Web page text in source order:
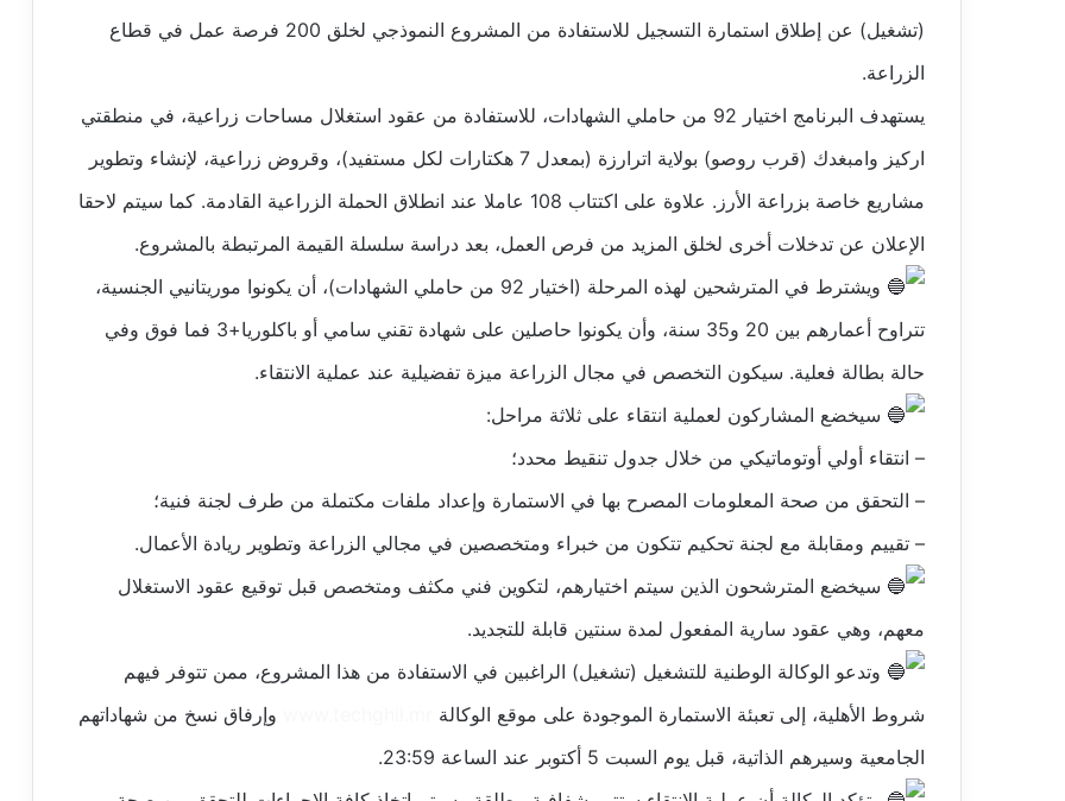
(تشغيل) عن إطلاق استمارة التسجيل للاستفادة من المشروع النموذجي لخلق 200 فرصة عمل في قطاع
الزراعة.
يستهدف البرنامج اختيار 92 من حاملي الشهادات، للاستفادة من عقود استغلال مساحات زراعية، في منطقتي
اركيز وامبغدك (قرب روصو) بولاية اترارزة (بمعدل 7 هكتارات لكل مستفيد)، وقروض زراعية، لإنشاء وتطوير
مشاريع خاصة بزراعة الأرز. علاوة على اكتتاب 108 عاملا عند انطلاق الحملة الزراعية القادمة. كما سيتم لاحقا
الإعلان عن تدخلات أخرى لخلق المزيد من فرص العمل، بعد دراسة سلسلة القيمة المرتبطة بالمشروع.
ويشترط في المترشحين لهذه المرحلة (اختيار 92 من حاملي الشهادات)، أن يكونوا موريتانيي الجنسية،
تتراوح أعمارهم بين 20 و35 سنة، وأن يكونوا حاصلين على شهادة تقني سامي أو باكلوريا+3 فما فوق وفي
حالة بطالة فعلية. سيكون التخصص في مجال الزراعة ميزة تفضيلية عند عملية الانتقاء.
سيخضع المشاركون لعملية انتقاء على ثلاثة مراحل:
– انتقاء أولي أوتوماتيكي من خلال جدول تنقيط محدد؛
– التحقق من صحة المعلومات المصرح بها في الاستمارة وإعداد ملفات مكتملة من طرف لجنة فنية؛
– تقييم ومقابلة مع لجنة تحكيم تتكون من خبراء ومتخصصين في مجالي الزراعة وتطوير ريادة الأعمال.
سيخضع المترشحون الذين سيتم اختيارهم، لتكوين فني مكثف ومتخصص قبل توقيع عقود الاستغلال
معهم، وهي عقود سارية المفعول لمدة سنتين قابلة للتجديد.
وتدعو الوكالة الوطنية للتشغيل (تشغيل) الراغبين في الاستفادة من هذا المشروع، ممن تتوفر فيهم
شروط الأهلية، إلى تعبئة الاستمارة الموجودة على موقع الوكالة
وإرفاق نسخ من شهاداتهم
الجامعية وسيرهم الذاتية، قبل يوم السبت 5 أكتوبر عند الساعة 23:59.